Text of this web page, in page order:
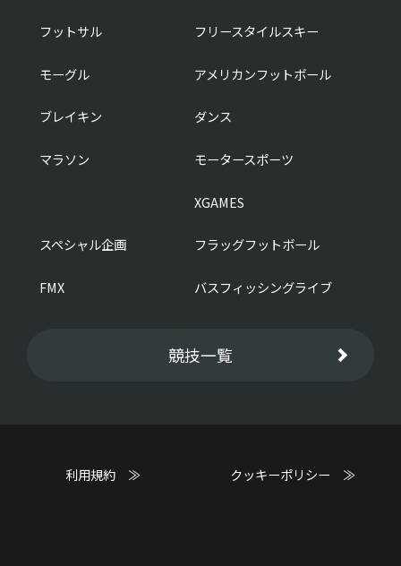
フットサル フリースタイルスキー
モーグル アメリカンフットボール
ブレイキン ダンス
マラソン モータースポーツ
XGAMES
スペシャル企画 フラッグフットボール
FMX バスフィッシングライブ
競技一覧
利用規約 ≫ クッキーポリシー ≫